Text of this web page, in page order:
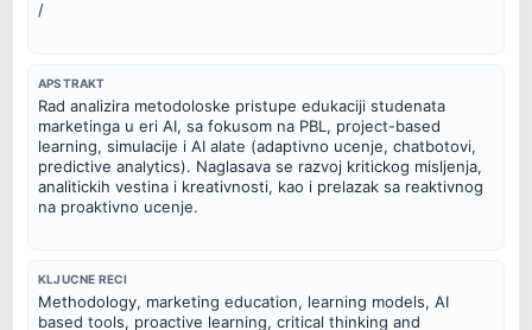
/
APSTRAKT
Rad analizira metodoloske pristupe edukaciji studenata
marketinga u eri AI, sa fokusom na PBL, project-based
learning, simulacije i AI alate (adaptivno ucenje, chatbotovi,
predictive analytics). Naglasava se razvoj kritickog misljenja,
analitickih vestina i kreativnosti, kao i prelazak sa reaktivnog
na proaktivno ucenje.
KLJUCNE RECI
Methodology, marketing education, learning models, AI
based tools, proactive learning, critical thinking and